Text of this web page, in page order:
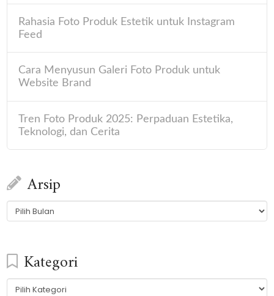
Rahasia Foto Produk Estetik untuk Instagram
Feed
Cara Menyusun Galeri Foto Produk untuk
Website Brand
Tren Foto Produk 2025: Perpaduan Estetika,
Teknologi, dan Cerita
Arsip
Arsip
Kategori
Kategori